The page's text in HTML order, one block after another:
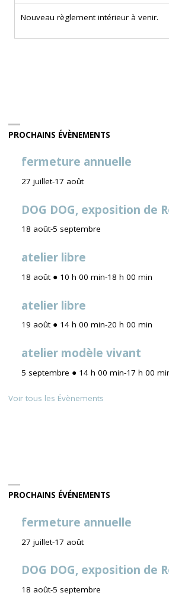
Nouveau règlement intérieur à venir.
PROCHAINS ÉVÈNEMENTS
fermeture annuelle
27 juillet-17 août
DOG DOG, exposition de
18 août-5 septembre
atelier libre
18 août ● 10 h 00 min-18 h 00 min
atelier libre
19 août ● 14 h 00 min-20 h 00 min
atelier modèle vivant
5 septembre ● 14 h 00 min-17 h 00
Voir tous les Évènements
PROCHAINS ÉVÉNEMENTS
fermeture annuelle
27 juillet-17 août
DOG DOG, exposition de
18 août-5 septembre